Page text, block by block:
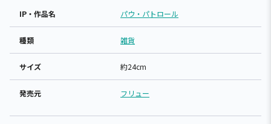
IP・作品名 パウ・パトロール
種類 雑貨
サイズ 約24cm
発売元 フリュー